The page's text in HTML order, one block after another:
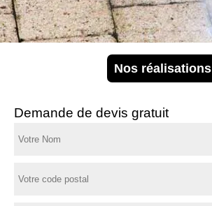
Nos réalisations
Demande de devis gratuit